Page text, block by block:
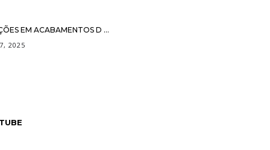
EM ACABAMENTOS D ...
2025